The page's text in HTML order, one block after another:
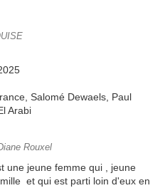
Salomé Dewaels, Paul
Arabi
Rouxel
une jeune femme qui , jeune
et qui est parti loin d'eux en